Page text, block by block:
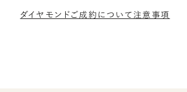
ダイヤモンドご成約について注意事項